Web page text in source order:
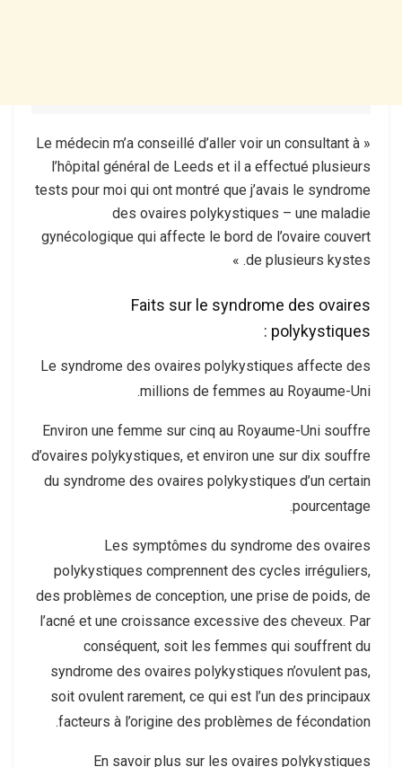
« Le médecin m’a conseillé d’aller voir un consultant à
l’hôpital général de Leeds et il a effectué plusieurs
tests pour moi qui ont montré que j’avais le syndrome
des ovaires polykystiques – une maladie
gynécologique qui affecte le bord de l’ovaire couvert
de plusieurs kystes. »
Faits sur le syndrome des ovaires
polykystiques :
Le syndrome des ovaires polykystiques affecte des
millions de femmes au Royaume-Uni.
Environ une femme sur cinq au Royaume-Uni souffre
d’ovaires polykystiques, et environ une sur dix souffre
du syndrome des ovaires polykystiques d’un certain
pourcentage.
Les symptômes du syndrome des ovaires
polykystiques comprennent des cycles irréguliers,
des problèmes de conception, une prise de poids, de
l’acné et une croissance excessive des cheveux. Par
conséquent, soit les femmes qui souffrent du
syndrome des ovaires polykystiques n’ovulent pas,
soit ovulent rarement, ce qui est l’un des principaux
facteurs à l’origine des problèmes de fécondation.
En savoir plus sur les ovaires polykystiques